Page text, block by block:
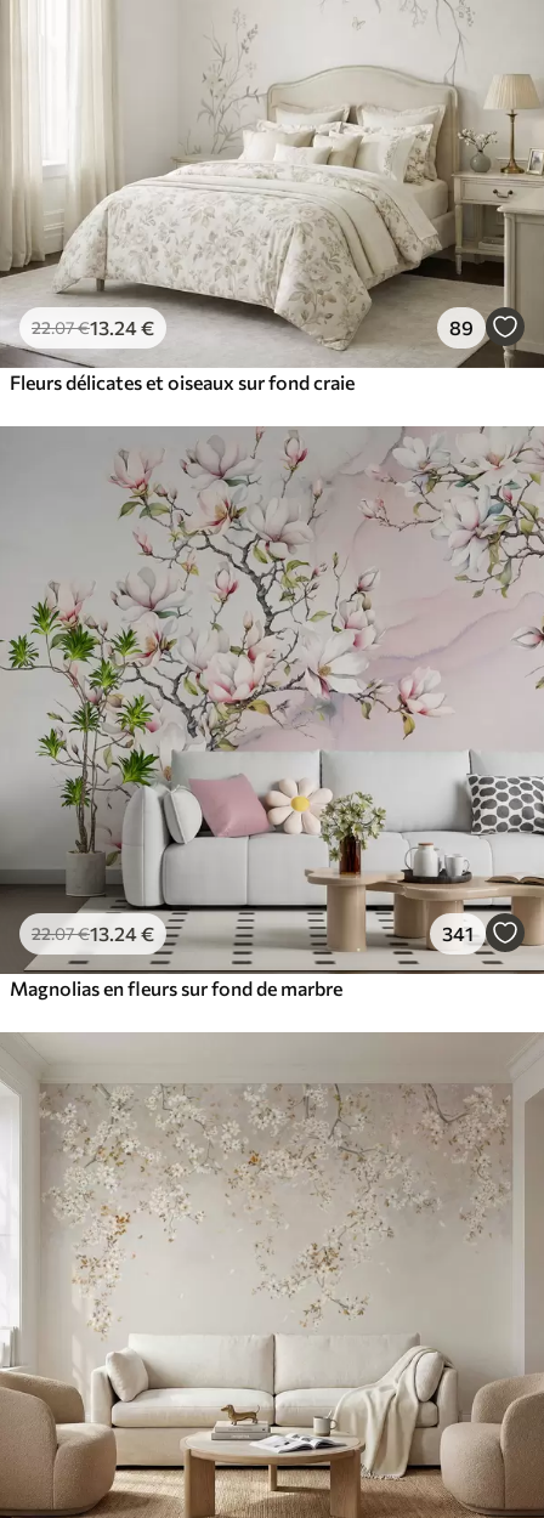
22.07€13 .24€ 89
Fleurs délicates et oiseaux sur fond craie
22.07€13 .24€ 341
Magnolias en fleurs sur fond de marbre